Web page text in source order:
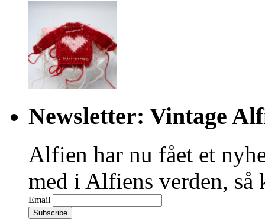
Newsletter: Vintage
Alfien har nu fået et
med i Alfiens verden,
Email